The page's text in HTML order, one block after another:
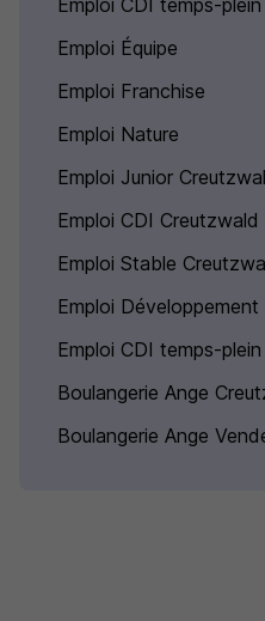
Emploi CDI temps-plein
Emploi Équipe
Emploi Franchise
Emploi Nature
Emploi Junior
Emploi CDI Creutzwald
Emploi Stable
Emploi
Emploi CDI temps-
Boulangerie Ange
Boulangerie Ange